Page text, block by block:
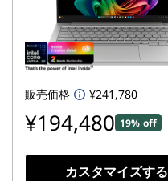
ル
販売価格 ¥241,780
¥194,480 19% off
カスタマイズする